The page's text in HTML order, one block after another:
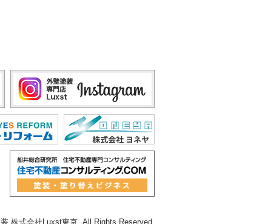
株式会社Luxst東京. All Rights Reserved.